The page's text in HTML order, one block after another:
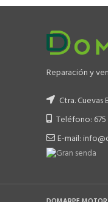
Reparación y
Ctra. Cuevas
Teléfono:
E-mail: